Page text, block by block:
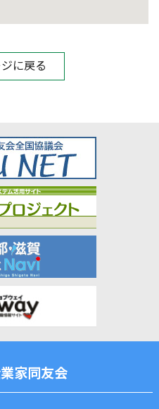
に戻る
家同友会